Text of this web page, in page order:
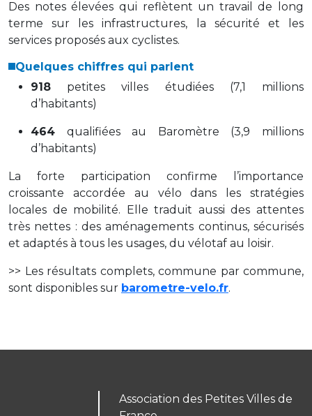
Des notes élevées qui reflètent un travail de long
terme sur les infrastructures, la sécurité et les
services proposés aux cyclistes.
Quelques chiffres qui parlent
918 petites villes étudiées (7,1 millions
d’habitants)
464 qualifiées au Baromètre (3,9 millions
d’habitants)
La forte participation confirme l’importance
croissante accordée au vélo dans les stratégies
locales de mobilité. Elle traduit aussi des attentes
très nettes : des aménagements continus, sécurisés
et adaptés à tous les usages, du vélotaf au loisir.
>> Les résultats complets, commune par commune,
sont disponibles sur barometre-velo.fr.
Association des Petites Villes de